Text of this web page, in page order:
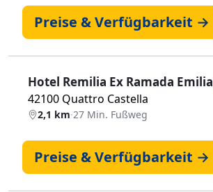
Preise & Verfügbarkeit →
Hotel Remilia Ex Ramada Emilia
42100 Quattro Castella
2,1 km·27 Min. Fußweg
Preise & Verfügbarkeit →